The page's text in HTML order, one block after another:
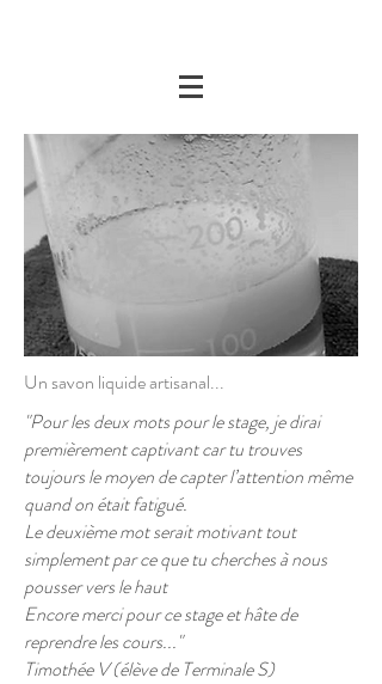
Un savon liquide artisanal...
"Pour les deux mots pour le stage, je dirai
premièrement captivant car tu trouves
toujours le moyen de capter l’attention même
quand on était fatigué.
Le deuxième mot serait motivant tout
simplement par ce que tu cherches à nous
pousser vers le haut
Encore merci pour ce stage et hâte de
reprendre les cours..."
Timothée V (élève de Terminale S)